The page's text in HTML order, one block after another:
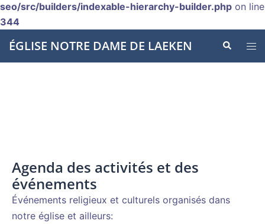
seo/src/builders/indexable-hierarchy-builder.php on line
344
Aller
auÉGLISE NOTRE DAME DE LAEKEN
le
Agenda des activités et des
événements
Événements religieux et culturels organisés dans
notre église et ailleurs: